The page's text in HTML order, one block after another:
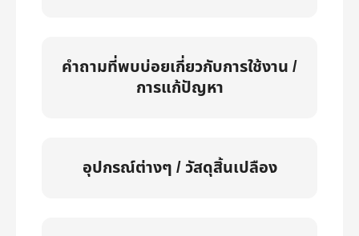
คำถามที่พบบ่อยเกี่ยวกับการใช้งาน /
การแก้ปัญหา
อุปกรณ์ต่างๆ / วัสดุสิ้นเปลือง